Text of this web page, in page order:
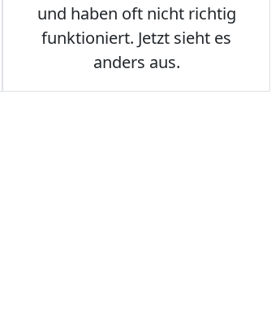
und haben oft nicht richtig
funktioniert. Jetzt sieht es
anders aus.